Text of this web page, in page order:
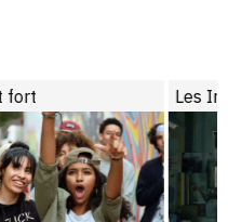
Les Intranquilles